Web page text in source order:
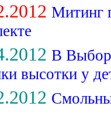
Митинг
В
высотки у